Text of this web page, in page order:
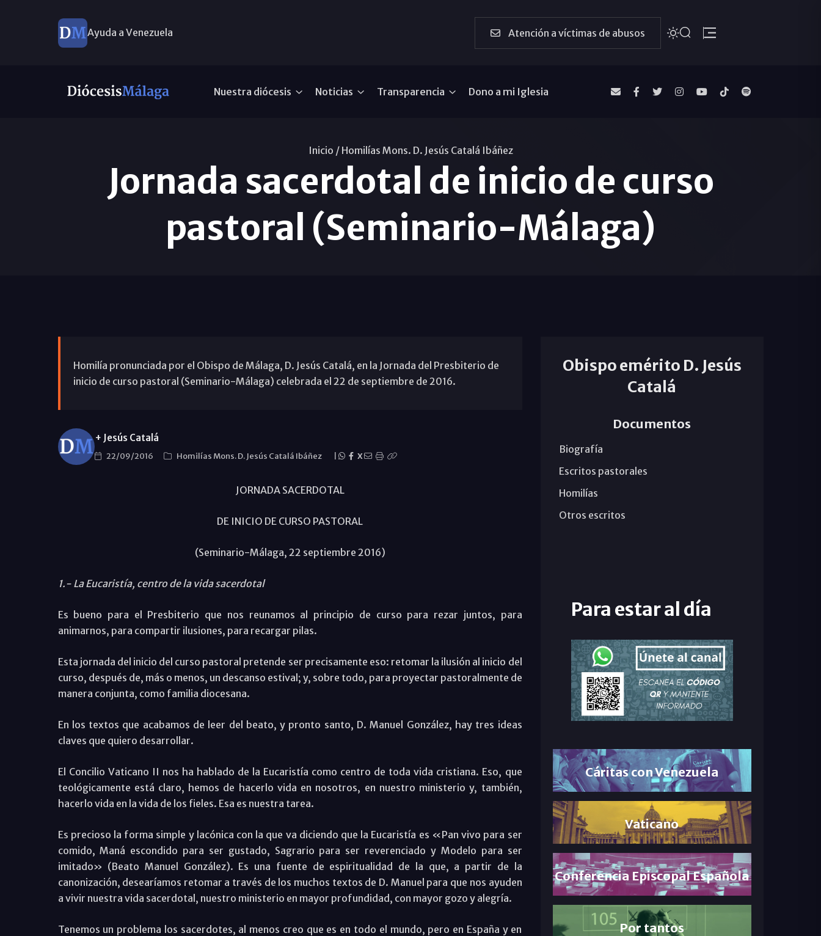
Ayuda a Venezuela Atención a víctimas de abusos
Nuestra diócesis Noticias Transparencia Dono a mi Iglesia
Inicio / Homilías Mons. D. Jesús Catalá Ibáñez
Jornada sacerdotal de inicio de curso
pastoral (Seminario-Málaga)
Homilía pronunciada por el Obispo de Málaga, D. Jesús Catalá, en la Jornada del Presbiterio de
inicio de curso pastoral (Seminario-Málaga) celebrada el 22 de septiembre de 2016.
+ Jesús Catalá
22/09/2016 Homilías Mons. D. Jesús Catalá Ibáñez X
JORNADA SACERDOTAL
DE INICIO DE CURSO PASTORAL
(Seminario-Málaga, 22 septiembre 2016)
1.- La Eucaristía, centro de la vida sacerdotal
Es bueno para el Presbiterio que nos reunamos al principio de curso para rezar juntos, para
animarnos, para compartir ilusiones, para recargar pilas.
Esta jornada del inicio del curso pastoral pretende ser precisamente eso: retomar la ilusión al inicio del
curso, después de, más o menos, un descanso estival; y, sobre todo, para proyectar pastoralmente de
manera conjunta, como familia diocesana.
En los textos que acabamos de leer del beato, y pronto santo, D. Manuel González, hay tres ideas
claves que quiero desarrollar.
El Concilio Vaticano II nos ha hablado de la Eucaristía como centro de toda vida cristiana. Eso, que
teológicamente está claro, hemos de hacerlo vida en nosotros, en nuestro ministerio y, también,
hacerlo vida en la vida de los fieles. Esa es nuestra tarea.
Es precioso la forma simple y lacónica con la que va diciendo que la Eucaristía es «Pan vivo para ser
comido, Maná escondido para ser gustado, Sagrario para ser reverenciado y Modelo para ser
imitado» (Beato Manuel González). Es una fuente de espiritualidad de la que, a partir de la
canonización, desearíamos retomar a través de los muchos textos de D. Manuel para que nos ayuden
a vivir nuestra vida sacerdotal, nuestro ministerio en mayor profundidad, con mayor gozo y alegría.
Tenemos un problema los sacerdotes, al menos creo que es en todo el mundo, pero en España y en
Obispo emérito D. Jesús
Catalá
Documentos
Biografía
Escritos pastorales
Homilías
Otros escritos
Para estar al día
Cáritas con Venezuela
Vaticano
Conferencia Episcopal Española
Por tantos